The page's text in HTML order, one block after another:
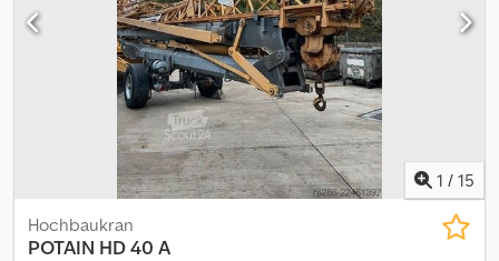
1 / 15
Hochbaukran
POTAIN HD 40 A